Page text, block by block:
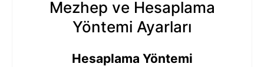
Mezhep ve Hesaplama
Yöntemi Ayarları
Hesaplama Yöntemi